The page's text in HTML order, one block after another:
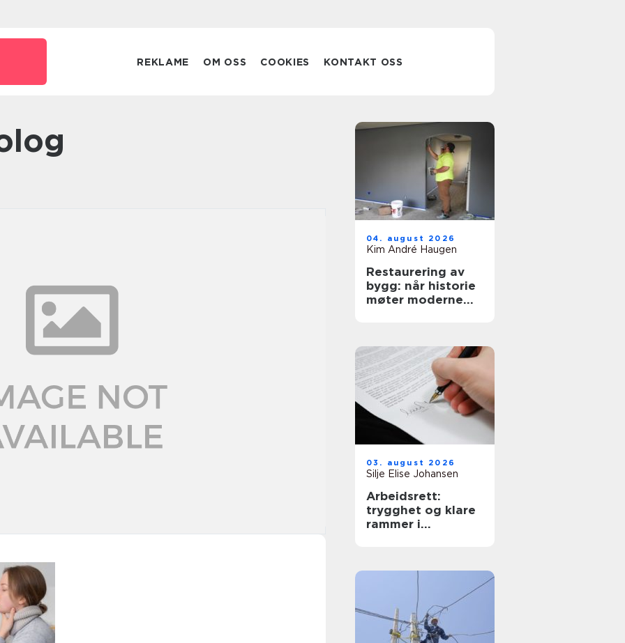
REKLAME OM OSS COOKIES KONTAKT OSS
04. august 2026
Kim André Haugen
Restaurering av
bygg: når historie
møter moderne
03. august 2026
Silje Elise Johansen
Arbeidsrett:
trygghet og klare
rammer i